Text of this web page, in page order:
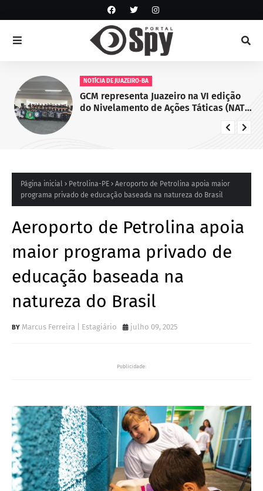
NOTÍCIA DE JUAZEIRO-BA
GCM representa Juazeiro na VI edição
do Nivelamento de Ações Táticas (NAT-
Página inicial Petrolina-PE
Aeroporto de Petrolina apoia maior
programa privado de educação baseada na natureza do Brasil
Aeroporto de Petrolina apoia
maior programa privado de
educação baseada na
natureza do Brasil
Marcus Ferreira | Estagiário julho 09, 2025
Publicidade: